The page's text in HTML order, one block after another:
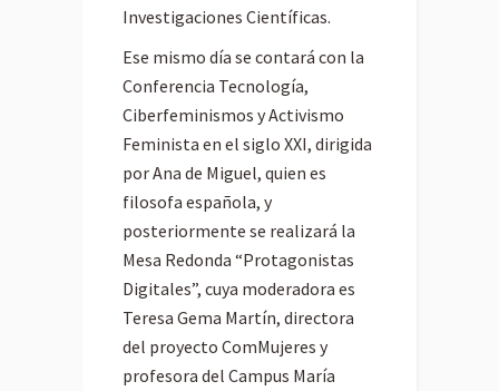
Investigaciones Científicas.
Ese mismo día se contará con la
Conferencia Tecnología,
Ciberfeminismos y Activismo
Feminista en el siglo XXI, dirigida
por Ana de Miguel, quien es
filosofa española, y
posteriormente se realizará la
Mesa Redonda “Protagonistas
Digitales”, cuya moderadora es
Teresa Gema Martín, directora
del proyecto ComMujeres y
profesora del Campus María